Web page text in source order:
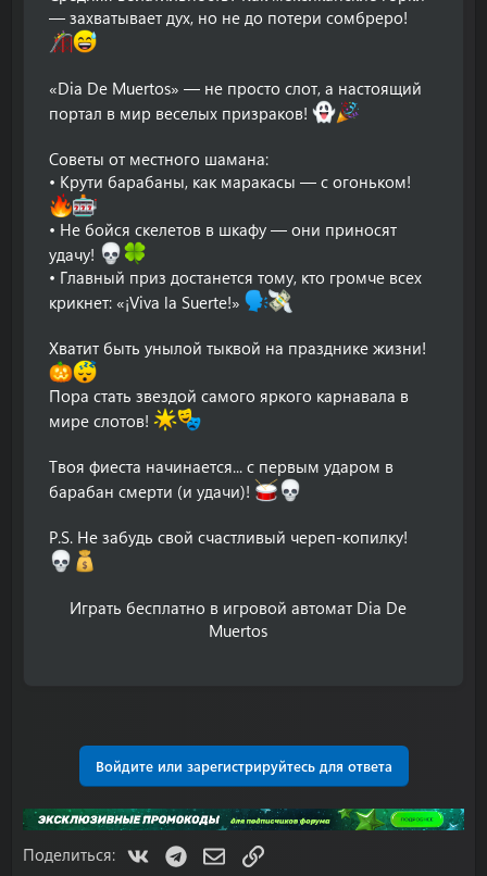
— захватывает дух, но не до потери сомбреро!
«Dia De Muertos» — не просто слот, а настоящий
портал в мир веселых призраков!
Советы от местного шамана:
• Крути барабаны, как маракасы — с огоньком!
• Не бойся скелетов в шкафу — они приносят
удачу!
• Главный приз достанется тому, кто громче всех
крикнет: «¡Viva la Suerte!»
Хватит быть унылой тыквой на празднике жизни!
Пора стать звездой самого яркого карнавала в
мире слотов!
Твоя фиеста начинается... с первым ударом в
барабан смерти (и удачи)!
P.S. Не забудь свой счастливый череп-копилку!
Играть бесплатно в игровой автомат Dia De
Muertos​
Войдите или зарегистрируйтесь для ответа
Поделиться: VK TelegramЭлектронная почта
Ссылка